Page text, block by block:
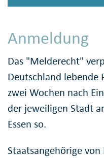
Anmeldung
Das "Melderecht"
Deutschland lebende
zwei Wochen nach
der jeweiligen Stadt
Essen so.
Staatsangehörige